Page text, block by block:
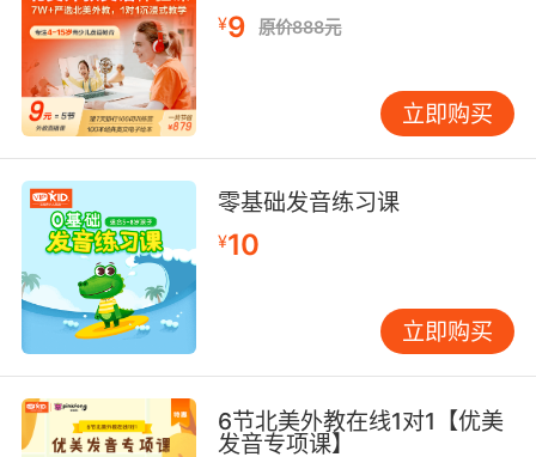
¥9 原价888元
立即购买
零基础发音练习课
¥10
立即购买
6节北美外教在线1对1【优美
发音专项课】